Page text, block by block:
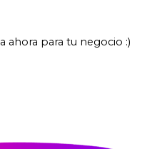
ahora para tu negocio :)